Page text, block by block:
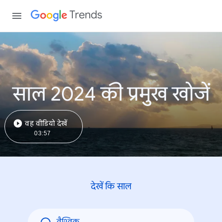
Trends
साल 2024 की प्रमुख खोजें
वह वीडियो देखें
03:57
देखें कि साल